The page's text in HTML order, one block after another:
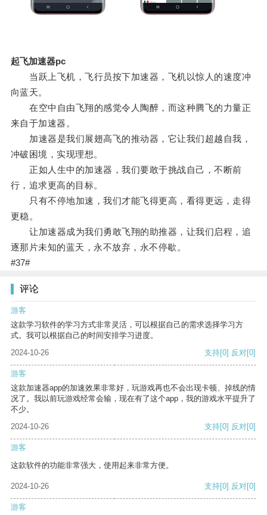
起飞加速器pc
当跃上飞机，飞行员按下加速器，飞机以惊人的速度冲
向蓝天。
在空中自由飞翔的感觉令人陶醉，而这种腾飞的力量正
来自于加速器。
加速器是我们展翅高飞的推动器，它让我们超越自我，
冲破困境，实现理想。
正如人生中的加速器，我们要敢于挑战自己，不断前
行，追求更高的目标。
只有不停地加速，我们才能飞得更高，看得更远，走得
更稳。
让加速器成为我们勇敢飞翔的助推器，让我们启程，追
逐那片未知的蓝天，永不放弃，永不停歇。
#37#
评论
游客
这款学习软件的学习方式非常灵活，可以根据自己的需求选择学习方
式。我可以根据自己的时间安排学习进度。
2024-10-26
支持[0] 反对[0]
游客
这款加速器app的加速效果非常好，玩游戏再也不会出现卡顿、掉线的情
况了。我以前玩游戏经常会输，现在有了这个app，我的游戏水平提升了
不少。
2024-10-26
支持[0] 反对[0]
游客
这款软件的功能非常强大，使用起来非常方便。
2024-10-26 支持[0] 反对[0]
游客